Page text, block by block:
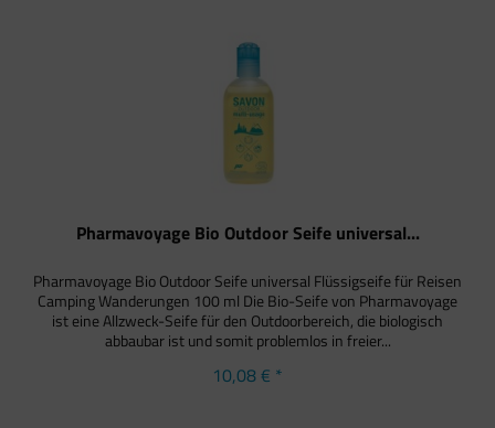
Pharmavoyage Bio Outdoor Seife universal...
Pharmavoyage Bio Outdoor Seife universal Flüssigseife für Reisen
Camping Wanderungen 100 ml Die Bio-Seife von Pharmavoyage
ist eine Allzweck-Seife für den Outdoorbereich, die biologisch
abbaubar ist und somit problemlos in freier...
10,08 € *